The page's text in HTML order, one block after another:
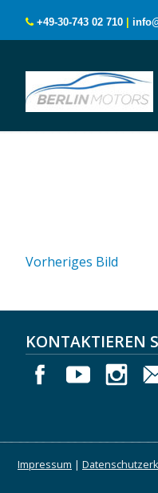
+49-30-743 02 710
Vorheriges Bild
KONTAKTIEREN
Impressum |